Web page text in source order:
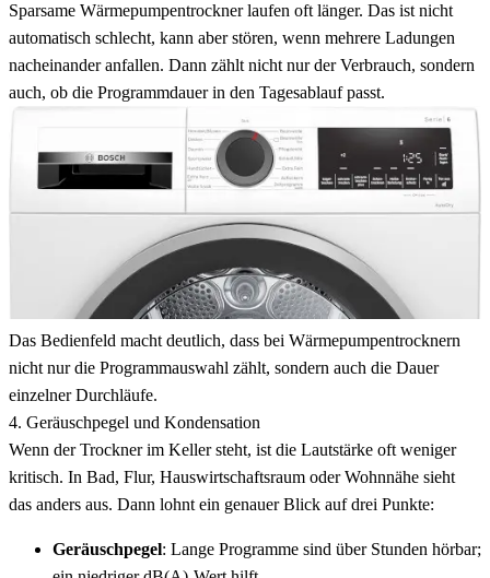
Sparsame Wärmepumpentrockner laufen oft länger. Das ist nicht
automatisch schlecht, kann aber stören, wenn mehrere Ladungen
nacheinander anfallen. Dann zählt nicht nur der Verbrauch, sondern
auch, ob die Programmdauer in den Tagesablauf passt.
Das Bedienfeld macht deutlich, dass bei Wärmepumpentrocknern
nicht nur die Programmauswahl zählt, sondern auch die Dauer
einzelner Durchläufe.
4. Geräuschpegel und Kondensation
Wenn der Trockner im Keller steht, ist die Lautstärke oft weniger
kritisch. In Bad, Flur, Hauswirtschaftsraum oder Wohnnähe sieht
das anders aus. Dann lohnt ein genauer Blick auf drei Punkte:
Geräuschpegel: Lange Programme sind über Stunden hörbar;